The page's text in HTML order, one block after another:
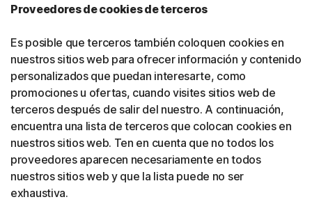
Proveedores de cookies de terceros
Es posible que terceros también coloquen cookies en
nuestros sitios web para ofrecer información y contenido
personalizados que puedan interesarte, como
promociones u ofertas, cuando visites sitios web de
terceros después de salir del nuestro. A continuación,
encuentra una lista de terceros que colocan cookies en
nuestros sitios web. Ten en cuenta que no todos los
proveedores aparecen necesariamente en todos
nuestros sitios web y que la lista puede no ser
exhaustiva.